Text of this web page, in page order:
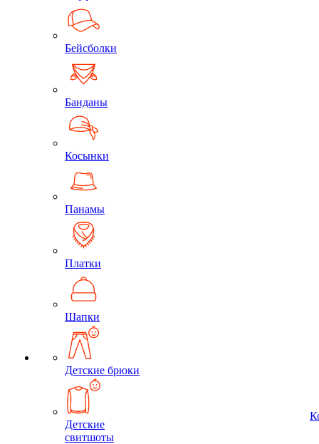
Бейсболки
Банданы
Косынки
Панамы
Платки
Шапки
Детские брюки
Детские
свитшоты